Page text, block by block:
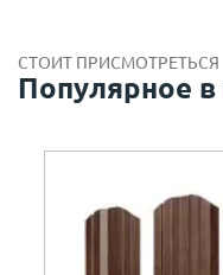
СТОИТ ПРИСМОТРЕТЬСЯ
Популярное в